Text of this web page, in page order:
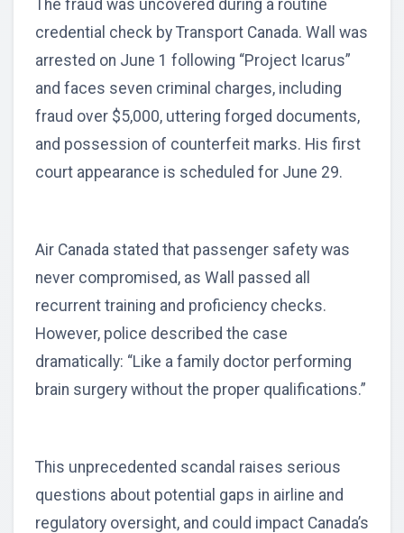
The fraud was uncovered during a routine
credential check by Transport Canada. Wall was
arrested on June 1 following “Project Icarus”
and faces seven criminal charges, including
fraud over $5,000, uttering forged documents,
and possession of counterfeit marks. His first
court appearance is scheduled for June 29.
Air Canada stated that passenger safety was
never compromised, as Wall passed all
recurrent training and proficiency checks.
However, police described the case
dramatically: “Like a family doctor performing
brain surgery without the proper qualifications.”
This unprecedented scandal raises serious
questions about potential gaps in airline and
regulatory oversight, and could impact Canada’s